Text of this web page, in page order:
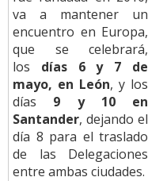
va a mantener un
encuentro en Europa,
que se celebrará,
los días 6 y 7 de
mayo, en León, y los
días 9 y 10 en
Santander, dejando el
día 8 para el traslado
de las Delegaciones
entre ambas ciudades.